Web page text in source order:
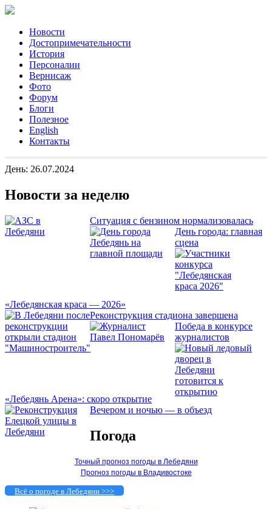
Новости
Достопримечательности
История
Персоналии
Вернисаж
Фото
Форум
Блоги
Полезное
English
Контакты
День: 26.07.2024
Новости за неделю
Ситуация с бензином нормализовалась
День города: главная
сцена
«Лебедянская краса — 2026»
Реконструкция стадиона завершена
Победа в конкурсе
журналистов
«Лебедянь Арена»: скоро открытие
Вечером и ночью — в объезд
Погода
Точный прогноз погоды в Лебедяни
Прогноз погоды в Владивостоке
Всё о погоде в Лебедяни >>>